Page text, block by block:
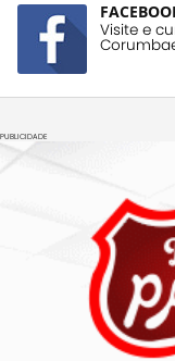
Visite e
PUBLICIDADE